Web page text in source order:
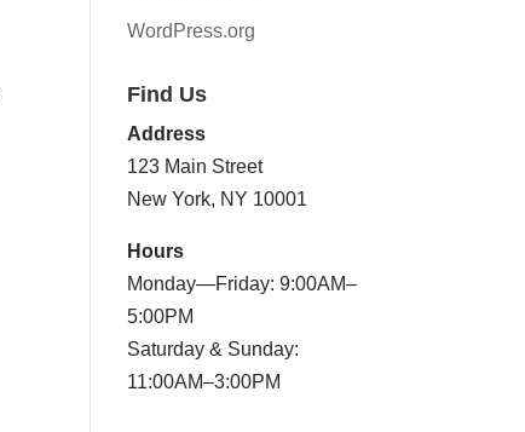
WordPress.org
Find Us
Address
123 Main Street
New York, NY 10001
Hours
Monday—Friday: 9:00AM–
5:00PM
Saturday & Sunday:
11:00AM–3:00PM